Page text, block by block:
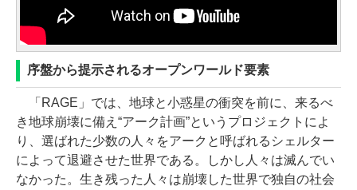
序盤から提示されるオープンワールド要素
「RAGE」では、地球と小惑星の衝突を前に、来るべ
き地球崩壊に備え“アーク計画”というプロジェクトによ
り、選ばれた少数の人々をアークと呼ばれるシェルター
によって退避させた世界である。しかし人々は滅んでい
なかった。生き残った人々は崩壊した世界で独自の社会